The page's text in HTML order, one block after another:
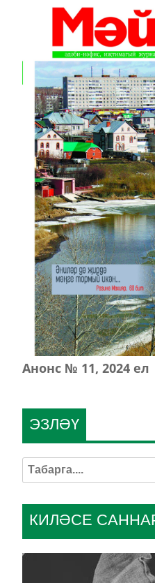
Анонс № 11, 2024 ел
КИЛӘСЕ
ЭЗЛӘҮ